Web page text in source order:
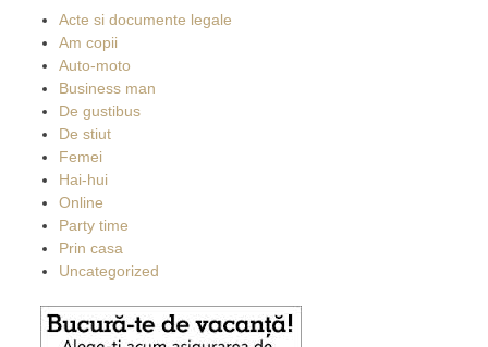
Acte si documente legale
Am copii
Auto-moto
Business man
De gustibus
De stiut
Femei
Hai-hui
Online
Party time
Prin casa
Uncategorized